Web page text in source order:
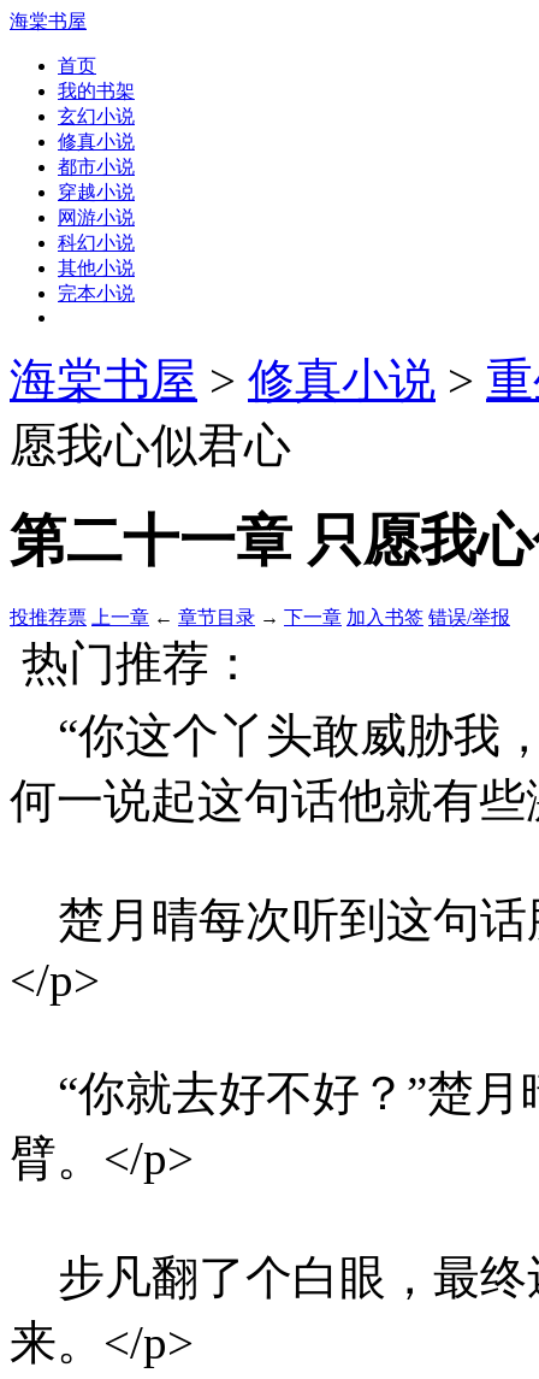
海棠书屋
首页
我的书架
玄幻小说
修真小说
都市小说
穿越小说
网游小说
科幻小说
其他小说
完本小说
海棠书屋 > 修真小说 >
愿我心似君心
第二十一章 只愿我
投推荐票 上一章 ← 章节目录 → 下一章 加入书签 错误/举报
热门推荐：
“你这个丫头敢威胁我
何一说起这句话他就有
楚月晴每次听到这句话
</p>
“你就去好不好？”楚月
臂。</p>
步凡翻了个白眼，最终
来。</p>